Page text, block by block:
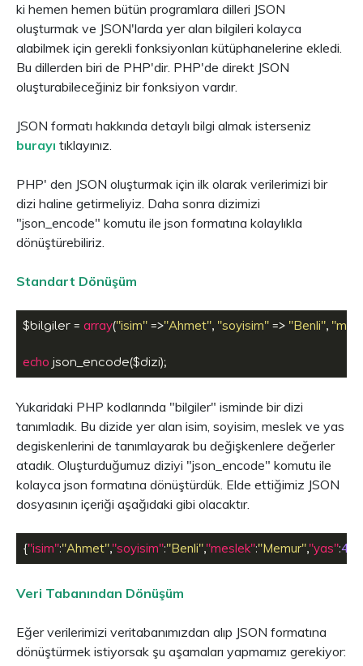
ki hemen hemen bütün programlara dilleri JSON
oluşturmak ve JSON'larda yer alan bilgileri kolayca
alabilmek için gerekli fonksiyonları kütüphanelerine ekledi.
Bu dillerden biri de PHP'dir. PHP'de direkt JSON
oluşturabileceğiniz bir fonksiyon vardır.
JSON formatı hakkında detaylı bilgi almak isterseniz
burayı tıklayınız.
PHP' den JSON oluşturmak için ilk olarak verilerimizi bir
dizi haline getirmeliyiz. Daha sonra dizimizi
"json_encode" komutu ile json formatına kolaylıkla
dönüştürebiliriz.
Standart Dönüşüm
$bilgiler = array("isim" =>"Ahmet", "soyisim" => "Benli",
echo json_encode($dizi);
Yukaridaki PHP kodlarında "bilgiler" isminde bir dizi
tanımladık. Bu dizide yer alan isim, soyisim, meslek ve yas
degiskenlerini de tanımlayarak bu değişkenlere değerler
atadık. Oluşturduğumuz diziyi "json_encode" komutu ile
kolayca json formatına dönüştürdük. Elde ettiğimiz JSON
dosyasının içeriği aşağıdaki gibi olacaktır.
{"isim":"Ahmet","soyisim":"Benli","meslek":"Memur","yas":45
Veri Tabanından Dönüşüm
Eğer verilerimizi veritabanımızdan alıp JSON formatına
dönüştürmek istiyorsak şu aşamaları yapmamız gerekiyor: